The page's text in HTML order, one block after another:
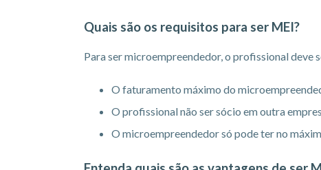
Quais são os requisitos para ser MEI?
Para ser microempreendedor, o profissional deve
O faturamento máximo do
O profissional não ser sócio em outra
O microempreendedor só pode ter no